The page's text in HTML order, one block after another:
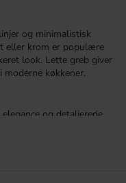
og minimalistisk
eller krom er populære
look. Lette greb giver
køkkener.
og detaljerede
samt tin er